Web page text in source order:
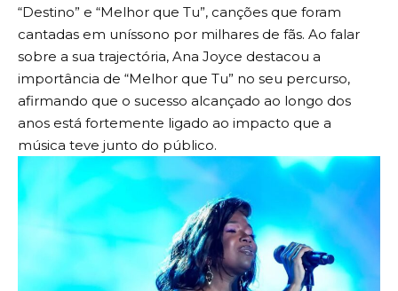
“Destino” e “Melhor que Tu”, canções que foram
cantadas em uníssono por milhares de fãs. Ao falar
sobre a sua trajectória, Ana Joyce destacou a
importância de “Melhor que Tu” no seu percurso,
afirmando que o sucesso alcançado ao longo dos
anos está fortemente ligado ao impacto que a
música teve junto do público.